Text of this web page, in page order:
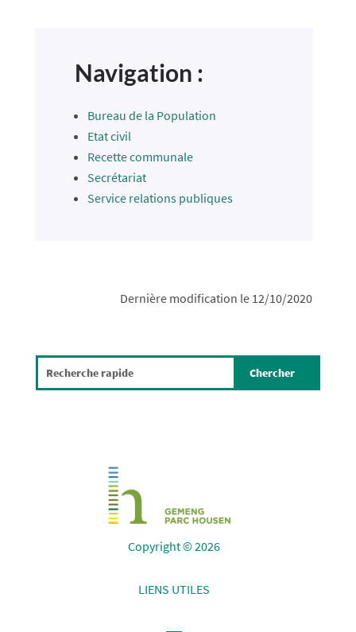
Navigation :
Bureau de la Population
Etat civil
Recette communale
Secrétariat
Service relations publiques
Dernière modification le 12/10/2020
Copyright © 2026
LIENS UTILES